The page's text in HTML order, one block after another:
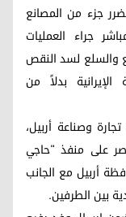
جزء من المصانع
جراء العمليات
والسلع لسد النقص
بدلاً من
وصناعة أربيل،
على منفذ "حاجي
أربيل مع الجانب
بين الطرفين.